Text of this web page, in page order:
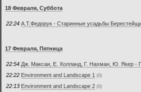
18 Февраля, Суббота
22:24 А.Т.Федорук - Старинные усадьбы
17 Февраля, Пятница
22:54 Дж. Максаи, Е. Холланд, Г. Нахман, Ю. Якер -
22:22 Environment and Landscape 1 (0)
22:13 Environment and Landscape 2 (0)